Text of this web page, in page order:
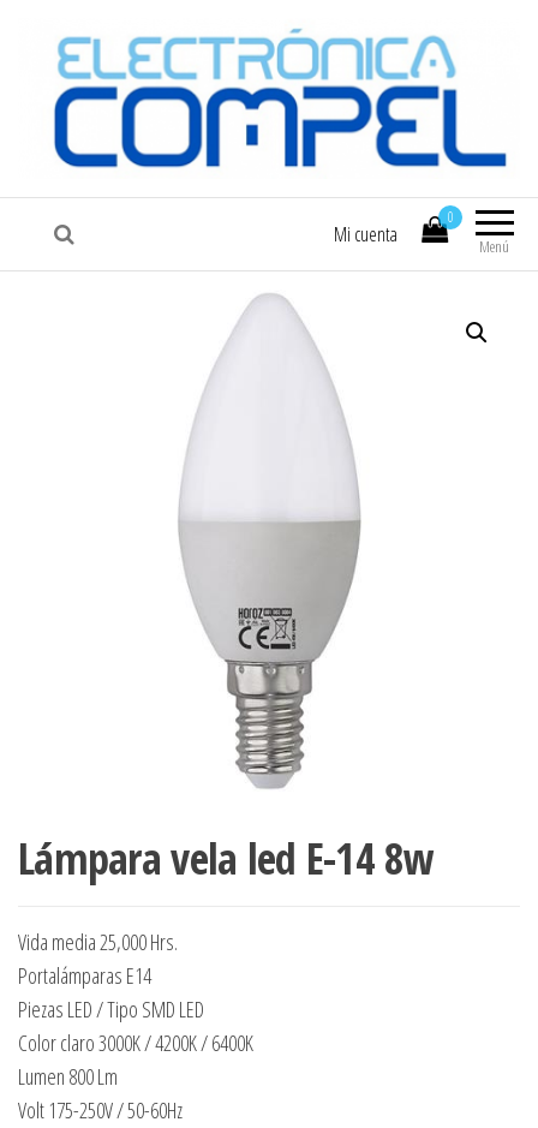
COMPEL Electrónica COMPEL
Menú
0
Mi cuenta
Lámpara vela led E-14 8w
Vida media 25,000 Hrs.
Portalámparas E14
Piezas LED / Tipo SMD LED
Color claro 3000K / 4200K / 6400K
Lumen 800 Lm
Volt 175-250V / 50-60Hz